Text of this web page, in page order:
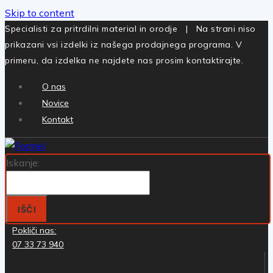
Skip to content
Specialisti za pritrdilni material in orodje | Na strani niso
prikazani vsi izdelki iz našega prodajnega programa. V
primeru, da izdelka ne najdete nas prosim kontaktirajte.
O nas
Novice
Kontakt
Iskanje:
IŠČI
Pokliči nas:
07 33 73 940